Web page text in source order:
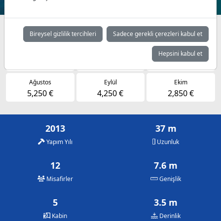
Müsaitlik durumuna göre günlük fiyatlar
Temmuz
5,250 €
Ağustos
5,250 €
Eylül
4,250 €
Ekim
2,850 €
2013
Yapım Yılı
37 m
Uzunluk
12
Misafirler
7.6 m
Genişlik
5
Kabin
3.5 m
Derinlik
Bireysel gizlilik tercihleri Sadece gerekli çerezleri kabul et
Hepsini kabul et